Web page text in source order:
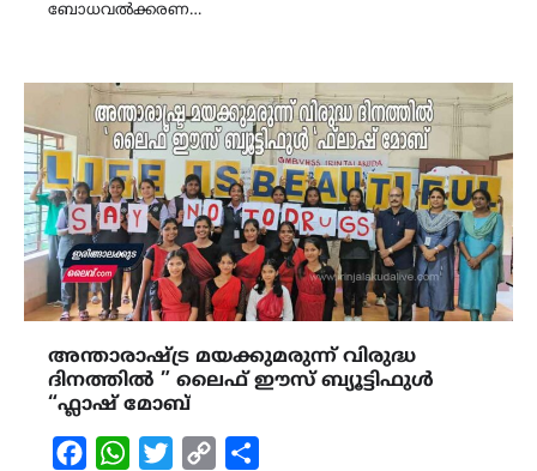
ബോധവൽക്കരണ…
അന്താരാഷ്ട്ര മയക്കുമരുന്ന് വിരുദ്ധ
ദിനത്തിൽ ” ലൈഫ് ഈസ് ബ്യൂട്ടിഫുൾ
“ഫ്ലാഷ് മോബ്
FacebookWhatsAppTwitterCopy